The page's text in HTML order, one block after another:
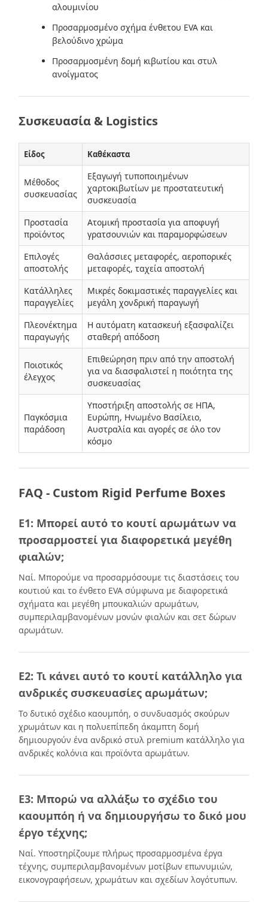
αλουμινίου
Προσαρμοσμένο σχήμα ένθετου EVA και
βελούδινο χρώμα
Προσαρμοσμένη δομή κιβωτίου και στυλ
ανοίγματος
Συσκευασία & Logistics
Είδος Καθέκαστα
Μέθοδος
συσκευασίας
Εξαγωγή τυποποιημένων
χαρτοκιβωτίων με προστατευτική
συσκευασία
Προστασία
προϊόντος
Ατομική προστασία για αποφυγή
γρατσουνιών και παραμορφώσεων
Επιλογές
αποστολής
Θαλάσσιες μεταφορές, αεροπορικές
μεταφορές, ταχεία αποστολή
Κατάλληλες
παραγγελίες
Μικρές δοκιμαστικές παραγγελίες και
μεγάλη χονδρική παραγωγή
Πλεονέκτημα
παραγωγής
Η αυτόματη κατασκευή εξασφαλίζει
σταθερή απόδοση
Ποιοτικός
έλεγχος
Επιθεώρηση πριν από την αποστολή
για να διασφαλιστεί η ποιότητα της
συσκευασίας
Παγκόσμια
παράδοση
Υποστήριξη αποστολής σε ΗΠΑ,
Ευρώπη, Ηνωμένο Βασίλειο,
Αυστραλία και αγορές σε όλο τον
κόσμο
FAQ - Custom Rigid Perfume Boxes
Ε1: Μπορεί αυτό το κουτί αρωμάτων να
προσαρμοστεί για διαφορετικά μεγέθη
φιαλών;
Ναί. Μπορούμε να προσαρμόσουμε τις διαστάσεις του
κουτιού και το ένθετο EVA σύμφωνα με διαφορετικά
σχήματα και μεγέθη μπουκαλιών αρωμάτων,
συμπεριλαμβανομένων μονών φιαλών και σετ δώρων
αρωμάτων.
Ε2: Τι κάνει αυτό το κουτί κατάλληλο για
ανδρικές συσκευασίες αρωμάτων;
Το δυτικό σχέδιο καουμπόη, ο συνδυασμός σκούρων
χρωμάτων και η πολυεπίπεδη άκαμπτη δομή
δημιουργούν ένα ανδρικό στυλ premium κατάλληλο για
ανδρικές κολόνια και προϊόντα αρωμάτων.
Ε3: Μπορώ να αλλάξω το σχέδιο του
καουμπόη ή να δημιουργήσω το δικό μου
έργο τέχνης;
Ναί. Υποστηρίζουμε πλήρως προσαρμοσμένα έργα
τέχνης, συμπεριλαμβανομένων μοτίβων επωνυμιών,
εικονογραφήσεων, χρωμάτων και σχεδίων λογότυπων.